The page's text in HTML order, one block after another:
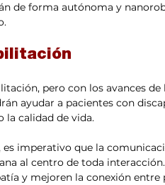
de forma autónoma y
pero con los avances
ayudar a pacientes con
la calidad de vida.
imperativo que la
al centro de toda
y mejoren la conexión entre